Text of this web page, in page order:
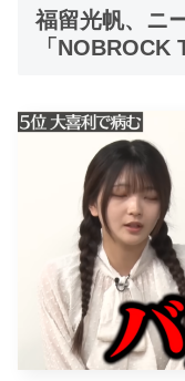
福留光帆、ニ
「